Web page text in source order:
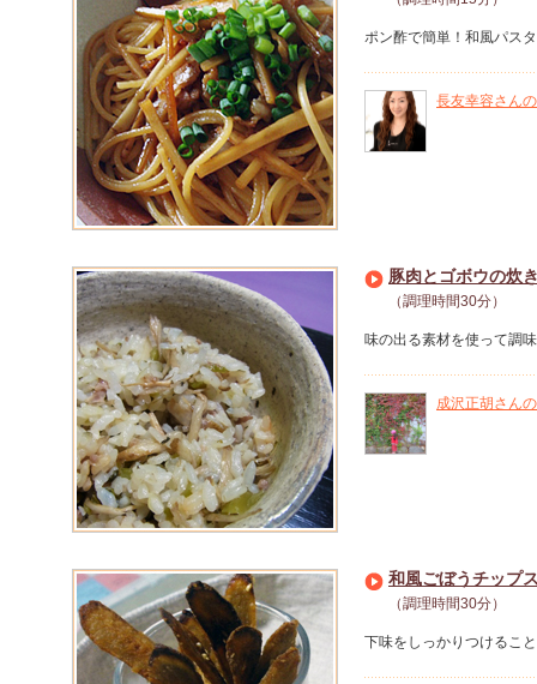
ポン酢で簡単！和風パスタ
長友幸容さん
豚肉とゴボウの炊
（調理時間30分）
味の出る素材を使って調
成沢正胡さん
和風ごぼうチップ
（調理時間30分）
下味をしっかりつけるこ